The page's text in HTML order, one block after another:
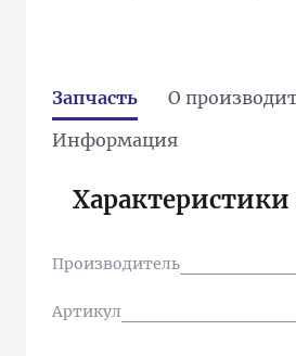
Запчасть
О
Информация
Характеристики
Производитель
Артикул